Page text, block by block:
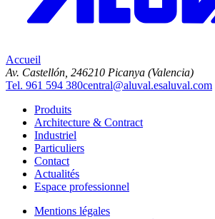
Accueil
Av. Castellón, 246210 Picanya (Valencia)
Tel. 961 594 380central@aluval.esaluval.com
Produits
Architecture & Contract
Industriel
Particuliers
Contact
Actualités
Espace professionnel
Mentions légales